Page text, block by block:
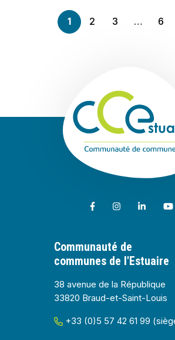
1 2 3 … 6
Lien vers le compte
Lien vers le
Lien
Communauté de
communes de l'Estuaire
38 avenue de la République
33820 Braud-et-Saint-Louis
+33 (0)5 57 42 61 99